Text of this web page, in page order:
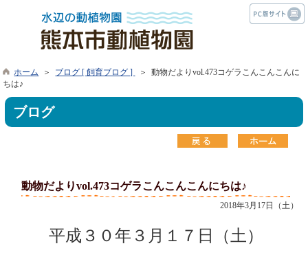
ホーム ＞ ブログ [ 飼育ブログ ]
＞ 動物だよりvol.473コゲラこんこんこんに
ちは♪
ブログ
動物だよりvol.473コゲラこんこんこんにちは♪
2018年3月17日（土）
平成３０年３月１７日（土）